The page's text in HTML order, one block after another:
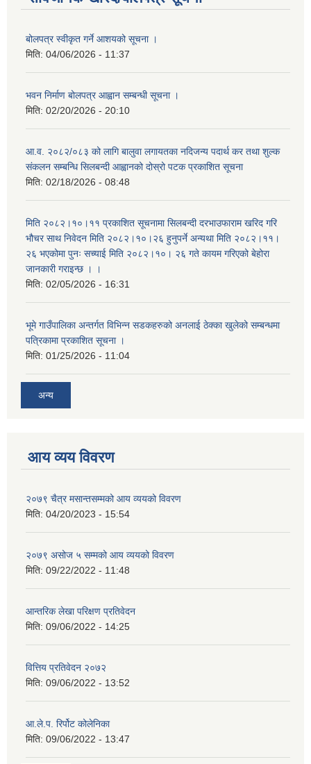
बोलपत्र स्वीकृत गर्ने आशयको सूचना ।
मिति: 04/06/2026 - 11:37
भवन निर्माण बोलपत्र आह्वान सम्बन्धी सूचना ।
मिति: 02/20/2026 - 20:10
आ.व. २०८२/०८३ को लागि बालुवा लगायतका नदिजन्य पदार्थ कर तथा शुल्क
संकलन सम्बन्धि सिलबन्दी आह्वानको दोस्रो पटक प्रकाशित सूचना
मिति: 02/18/2026 - 08:48
मिति २०८२।१०।११ प्रकाशित सूचनामा सिलबन्दी दरभाउफाराम खरिद गरि
भौचर साथ निवेदन मिति २०८२।१०।२६ हुनुपर्ने अन्यथा मिति २०८२।११।
२६ भएकोमा पुनः सच्याई मिति २०८२।१०। २६ गते कायम गरिएको बेहोरा
जानकारी गराइन्छ । ।
मिति: 02/05/2026 - 16:31
भूमे गाउँपालिका अन्तर्गत विभिन्न सडकहरुको अनलाई ठेक्का खुलेको सम्बन्धमा
पत्रिकामा प्रकाशित सूचना ।
मिति: 01/25/2026 - 11:04
अन्य
आय व्यय विवरण
२०७९ चैत्र मसान्तसम्मको आय व्ययको विवरण
मिति: 04/20/2023 - 15:54
२०७९ असोज ५ सम्मको आय व्ययको विवरण
मिति: 09/22/2022 - 11:48
आन्तरिक लेखा परिक्षण प्रतिवेदन
मिति: 09/06/2022 - 14:25
वित्तिय प्रतिवेदन २०७२
मिति: 09/06/2022 - 13:52
आ.ले.प. रिर्पोट कोलेनिका
मिति: 09/06/2022 - 13:47